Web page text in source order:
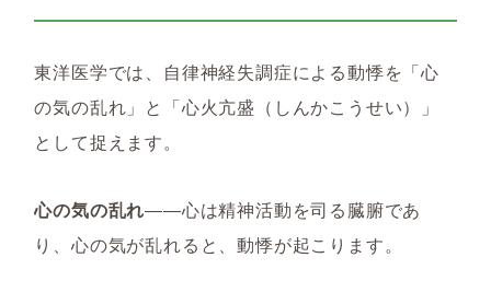
東洋医学では、自律神経失調症による動悸を「心
の気の乱れ」と「心火亢盛（しんかこうせい）」
として捉えます。
心の気の乱れ――心は精神活動を司る臓腑であ
り、心の気が乱れると、動悸が起こります。